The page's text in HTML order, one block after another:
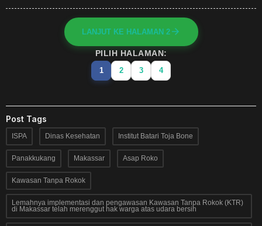
LANJUT KE HALAMAN 2
PILIH HALAMAN:
1 2 3 4
Post Tags
ISPA Dinas Kesehatan Institut Batari Toja Bone
Panakkukang Makassar Asap Roko
Kawasan Tanpa Rokok
Lemahnya implementasi dan pengawasan Kawasan Tanpa Rokok (KTR)
di Makassar telah merenggut hak warga atas udara bersih